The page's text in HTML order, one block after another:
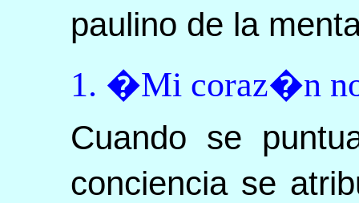
paulino de la
1. �Mi coraz�n
Cuando se
conciencia se